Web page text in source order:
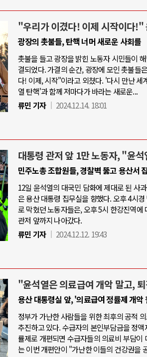
"우리가 이겼다! 이제 시작이다!"
광장의 촛불들, 탄핵 너머 새로운 사회를
촛불을 들고 광장을 밝힌 노동자 시민들이
결되었다. 가결의 순간, 광장에 모인 촛불들
다! 이제, 시작"이라고 외쳤다. '다시 만난
열 탄핵'과 함께 저마다가 바라는 새로운...
류민 기자
2024.12.14. 18:01
대통령 관저 앞 1만 노동자, "윤
민주노총 조합원들, 경찰벽 뚫고 용산서
12일 윤석열의 대국민 담화에 제대로 된 사
은 용산 대통령 집무실을 향했다. 오후 4시
로 막혔던 노동자들은, 오후 5시 한강진역
관저 앞까지 나아갔다.
류민 기자
2024.12.12. 19:43
"윤석열은 의료급여 개악 말고,
용산 대통령실 앞, '의료급여 정률제 개
정부가 가난한 사람들을 위한 최후의 공적
추진하고 있다. 수급자의 본인부담금을 정
률제로 개편되면 수급자들의 의료비 부담이
는 이번 개편안이 "가난한 이들의 건강권을